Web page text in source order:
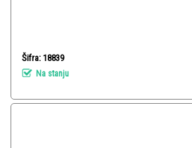
Šifra: 18839
Na stanju